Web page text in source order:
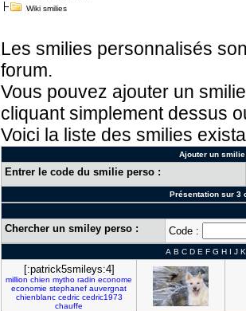
Wiki smilies
Les smilies personnalisés
forum.
Vous pouvez ajouter un
cliquant simplement dessus
Voici la liste des smilies
Ajouter un
Entrer le code du smilie perso :
Présentation sur 3
Chercher un smiley perso : Code :
A B C D E F G H I J K
[:patrick5smileys:4]
million chien mytho radin econome
economie stephanef auvergnat
chienblanc cedric cedric1973
chauffe